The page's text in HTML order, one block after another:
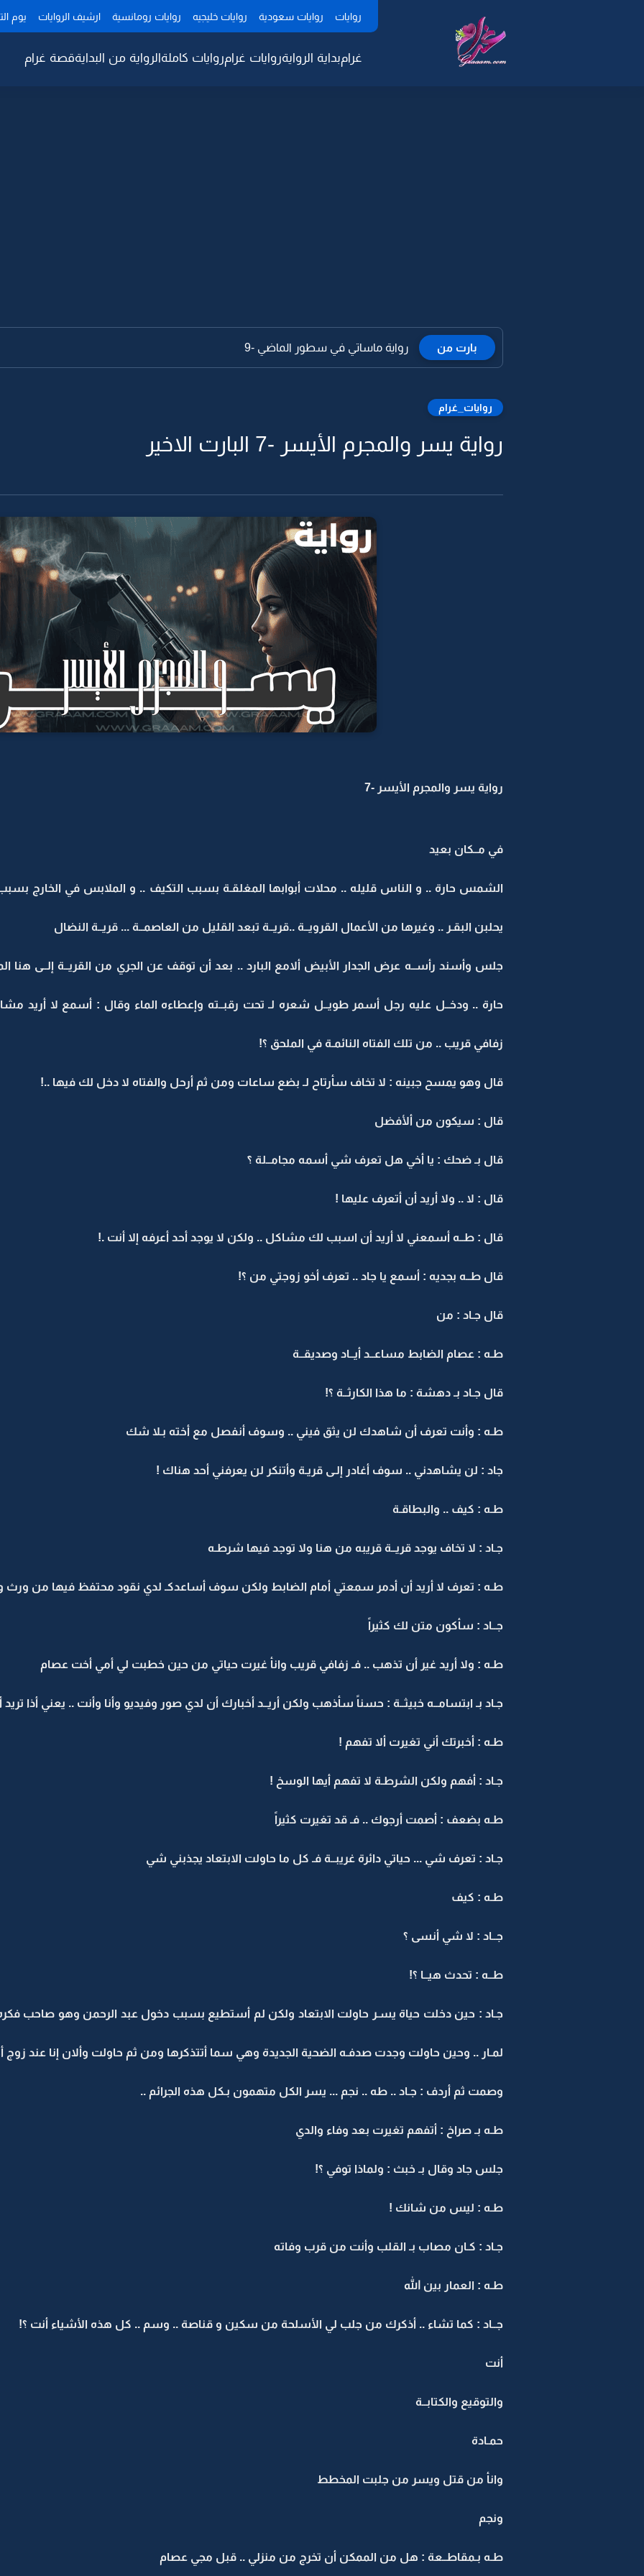
روايات روايات سعودية روايات خليجيه روايات رومانسية ارشيف الروايات يوم
غرامبداية الروايةروايات غرامروايات كاملةالرواية من البدايةقصة غرام
بارت من رواية ماساتي في سطور الماضي -9
روايات_غرام
رواية يسر والمجرم الأيسر -7 البارت الاخير
رواية يسر والمجرم الأيسر -7
في مــكان بعيد
الشمس حارة .. و الناس قليله .. محلات أبوابها المغلقـة بسبب التكيف .. و الملابس في الخارج
يحلبن البقـر .. وغيرها من الأعمال القرويــة ..قريــة تبعد القليل من العاصمــة ... قريــة النضال
جلس وأسند رأســه عرض الجدار الأبيض ألامع البارد .. بعد أن توقف عن الجري من القريــة إلــى
حارة .. ودخــل عليه رجل أسمر طويــل شعره لـ تحت رقبــته وإعطاءه الماء وقال : أسمع لا أريد
زفافي قريب .. من تلك الفتاه النائمـة في الملحق ؟!
قال وهو يمسح جبينه : لا تخاف سأرتاح لـ بضع ساعات ومن ثم أرحل والفتاه لا دخل لك فيها ..!
قال : سيكون من ألأفضل
قال بـ ضحك : يا أخي هل تعرف شي أسمه مجامــلة ؟َ
قال : لا .. ولا أريد أن أتعرف عليها !
قال : طــه أسمعني لا أريد أن اسبب لك مشاكل .. ولكن لا يوجد أحد أعرفه إلا أنت .!
قال طــه بجديه : أسمع يا جاد .. تعرف أخو زوجتي من ؟!
قال جـاد : من
طـه : عصام الضابط مساعــد أيــاد وصديقــة
قال جـاد بـ دهشة : ما هذا الكارثــة ؟!
طـه : وأنت تعرف أن شاهدك لن يثق فيني .. وسوف أنفصل مع أخته بـلا شك
جاد : لن يشاهدني .. سوف أغادر إلـى قريـة وأتنكر لن يعرفني أحد هناك !
طـه : كيف .. والبطاقـة
جـاد : لا تخاف يوجد قريــة قريبه من هنا ولا توجد فيها شرطـه
طـه : تعرف لا أريد أن أدمر سمعتي أمام الضابط ولكن سوف أساعدكـ لدي نقود محتفظ فيها من ورث
جــاد : سأكون متن لك كثيراً
طـه : ولا أريد غير أن تذهب .. فـ زفافي قريب وانأ غيرت حياتي من حين خطبت لي أمي أخت عصام
جـاد بـ ابتسامــه خبيثــة : حسناً سأذهب ولكن أريــد أخبارك أن لدي صور وفيديو وأنا وأنت .. يعني أذا
طـه : أخبرتك أني تغيرت ألا تفهم !
جـاد : أفهم ولكن الشرطـة لا تفهم أيها الوسخ !
طـه بضعف : أصمت أرجوك .. فـ قد تغيرت كثيراً
جـاد : تعرف شي ... حياتي دائرة غريبــة فـ كل ما حاولت الابتعاد يجذبني شي
طـه : كيف
جــاد : لا شي أنسى ؟
طــه : تحدث هيــا ؟!
جـاد : حين دخلت حياة يسـر حاولت الابتعاد ولكن لم أستطيع بسبب دخول عبد الرحمن وهو صاحب
لمـار .. وحين حاولت وجدت صدفـه الضحية الجديدة وهي سما أتتذكرها ومن ثم حاولت وألان إنا عند
وصمت ثم أردف : جـاد .. طه .. نجم ... يسر الكل متهمون بـكل هذه الجرائم ..
طـه بـ صراخ : أتفهم تغيرت بعد وفاء والدي
جلس جاد وقال بـ خبث : ولماذا توفي ؟!
طـه : ليس من شانك !
جـاد : كـان مصاب بـ القلب وأنت من قرب وفاته
طـه : العمار بين الله
جــاد : كما تشاء .. أذكرك من جلب لي الأسلحة من سكين و قناصة .. وسم .. كل هذه الأشياء أنت ؟!
أنت
والتوقيع والكتابــة
حمـادة
وانأ من قتل ويسر من جلبت المخطط
ونجم
طـه بـمقاطــعة : هل من الممكن أن تخرج من منزلي .. قبل مجي عصام